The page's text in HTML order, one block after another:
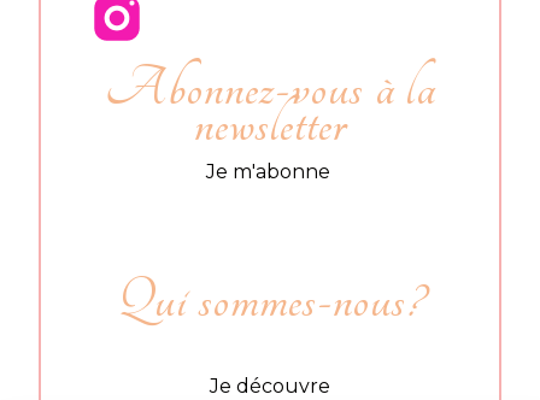
Abonnez-vous à la
newsletter
Je m'abonne
Qui sommes-nous?
Je découvre